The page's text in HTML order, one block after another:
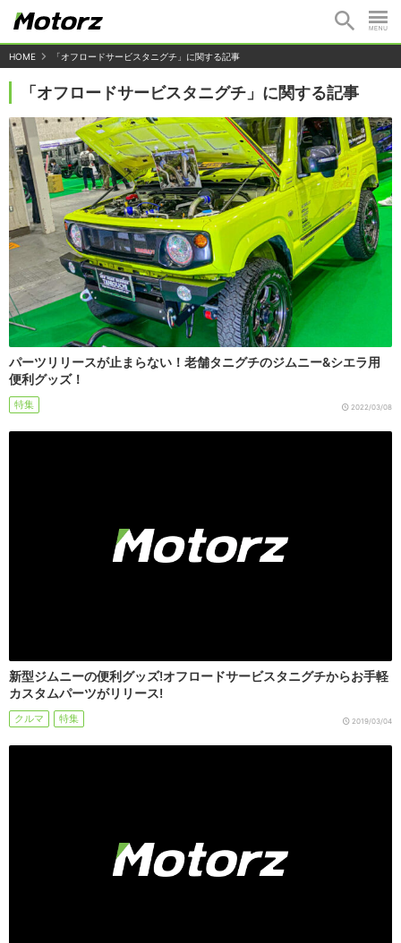
HOME 「オフロードサービスタニグチ」に関する記事
「オフロードサービスタニグチ」に関する記事
パーツリリースが止まらない！老舗タニグチのジムニー&シエラ用
便利グッズ！
特集 2022/03/08
新型ジムニーの便利グッズ!オフロードサービスタニグチからお手軽
カスタムパーツがリリース!
クルマ 特集 2019/03/04